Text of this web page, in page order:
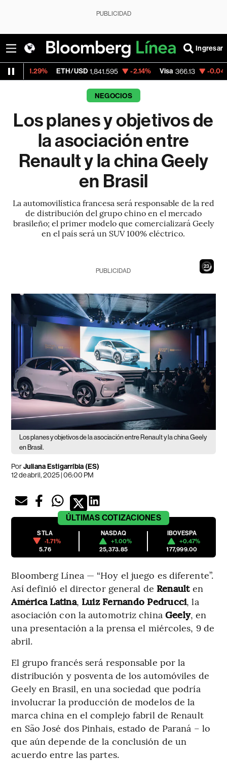
PUBLICIDAD
Ingresar
ETH/USD 1,841.595 -2.14% Visa 366.13 -0.04%
NEGOCIOS
Los planes y objetivos de
la asociación entre
Renault y la china Geely
en Brasil
La automovilística francesa será responsable de la red
de distribución del grupo chino en el mercado
brasileño; el primer modelo que comercializará Geely
en el país será un SUV 100% eléctrico.
21
PUBLICIDAD
Los planes y objetivos de la asociación entre Renault y la china Geely
en Brasil.
PorJuliana Estigarríbia (ES)
12 de abril, 2025 | 06:00 PM
ÚLTIMAS COTIZACIONES
STLA
-1.71%
5.76
NASDAQ
+1.00%
25,373.85
IBOVESPA
+0.47%
177,999.00
Bloomberg Línea — “Hoy el juego es diferente”.
Así definió el director general de Renault en
América Latina, Luiz Fernando Pedrucci, la
asociación con la automotriz china Geely, en
una presentación a la prensa el miércoles, 9 de
abril.
El grupo francés será responsable por la
distribución y posventa de los automóviles de
Geely en Brasil, en una sociedad que podría
involucrar la producción de modelos de la
marca china en el complejo fabril de Renault
en São José dos Pinhais, estado de Paraná – lo
que aún depende de la conclusión de un
acuerdo entre las partes.